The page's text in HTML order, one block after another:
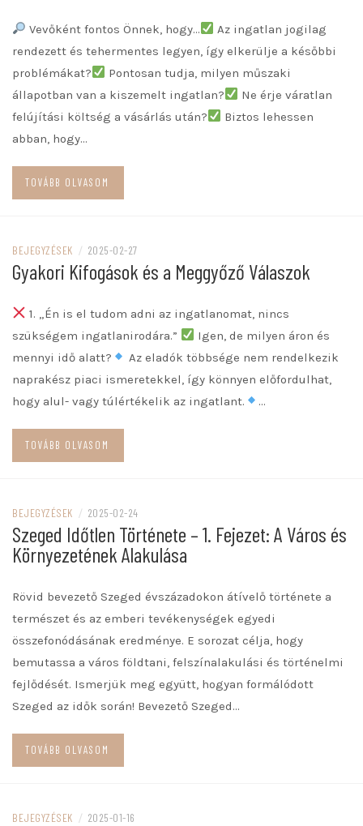
Vevőként fontos Önnek, hogy…
Az ingatlan jogilag
rendezett és tehermentes legyen, így elkerülje a későbbi
problémákat?
Pontosan tudja, milyen műszaki
állapotban van a kiszemelt ingatlan?
Ne érje váratlan
felújítási költség a vásárlás után?
Biztos lehessen
abban, hogy…
TOVÁBB OLVASOM
BEJEGYZÉSEK / 2025-02-27
Gyakori Kifogások és a Meggyőző Válaszok
1. „Én is el tudom adni az ingatlanomat, nincs
szükségem ingatlanirodára.”
Igen, de milyen áron és
mennyi idő alatt?
Az eladók többsége nem rendelkezik
naprakész piaci ismeretekkel, így könnyen előfordulhat,
hogy alul- vagy túlértékelik az ingatlant.
…
TOVÁBB OLVASOM
BEJEGYZÉSEK / 2025-02-24
Szeged Időtlen Története – 1. Fejezet: A Város és
Környezetének Alakulása
Rövid bevezető Szeged évszázadokon átívelő története a
természet és az emberi tevékenységek egyedi
összefonódásának eredménye. E sorozat célja, hogy
bemutassa a város földtani, felszínalakulási és történelmi
fejlődését. Ismerjük meg együtt, hogyan formálódott
Szeged az idők során! Bevezető Szeged…
TOVÁBB OLVASOM
BEJEGYZÉSEK / 2025-01-16